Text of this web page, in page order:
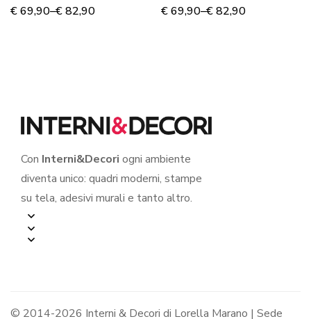
TROPICALI E FIORI
€69,90–€82,90 €69,90–€82,90
Con Interni&Decori ogni ambiente
diventa unico: quadri moderni, stampe
su tela, adesivi murali e tanto altro.
© 2014-2026 Interni & Decori di Lorella Marano | Sede